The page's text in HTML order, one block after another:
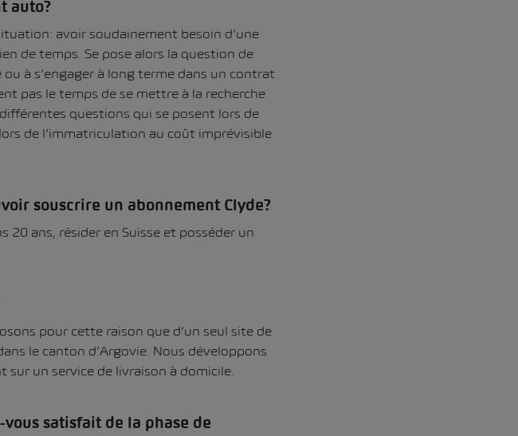
auto?
avoir soudainement besoin d’une
de temps. Se pose alors la question de
à s’engager à long terme dans un contrat
pas le temps de se mettre à la recherche
questions qui se posent lors de
de l’immatriculation au coût imprévisible
souscrire un abonnement Clyde?
20 ans, résider en Suisse et posséder un
pour cette raison que d’un seul site de
le canton d’Argovie. Nous développons
un service de livraison à domicile.
satisfait de la phase de